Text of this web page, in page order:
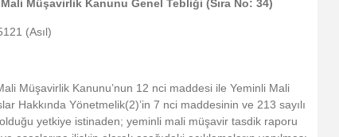
Müşavirlik Kanunu Genel Tebliği (Sıra No: 34)
(Asıl)
Müşavirlik Kanunu’nun 12 nci maddesi ile Yeminli Mali
Hakkında Yönetmelik(2)’in 7 nci maddesinin ve 213 sayılı
yetkiye istinaden; yeminli mali müşavir tasdik raporu